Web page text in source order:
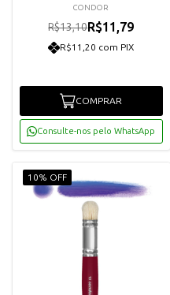
CONDOR
R$13,10R$11,79
R$11,20 com PIX
COMPRAR
Consulte-nos pelo WhatsApp
10% OFF